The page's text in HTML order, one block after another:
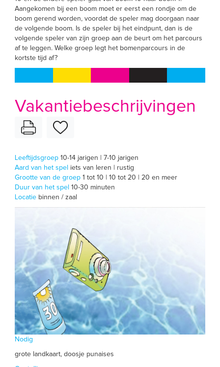
Aangekomen bij een boom moet er eerst een rondje om de
boom gerend worden, voordat de speler mag doorgaan naar
de volgende boom. Is de speler bij het eindpunt, dan is de
volgende speler van zijn groep aan de beurt om het parcours
af te leggen. Welke groep legt het bomenparcours in de
kortste tijd af?
Vakantiebeschrijvingen
Leeftijdsgroep 10-14 jarigen | 7-10 jarigen
Aard van het spel iets van leren | rustig
Grootte van de groep 1 tot 10 | 10 tot 20 | 20 en meer
Duur van het spel 10-30 minuten
Locatie binnen / zaal
Nodig
grote landkaart, doosje punaises